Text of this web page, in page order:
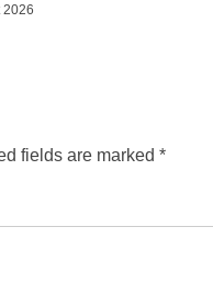
2026
fields are marked *